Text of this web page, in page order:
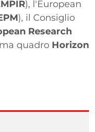
), l'European
), il Consiglio
Research
quadro Horizon